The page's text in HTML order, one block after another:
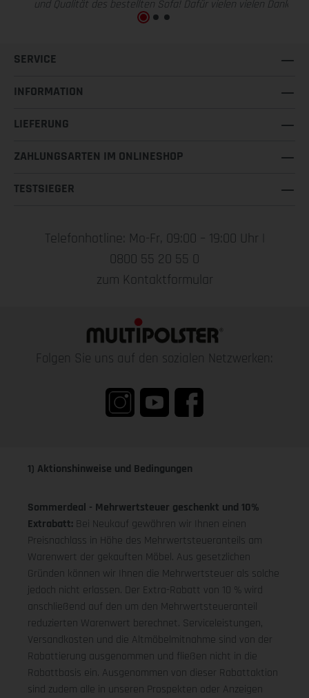
und Qualität des bestellten Sofa! Dafür vielen vielen Dank!
SERVICE
INFORMATION
LIEFERUNG
ZAHLUNGSARTEN IM ONLINESHOP
TESTSIEGER
Telefonhotline: Mo-Fr, 09:00 – 19:00 Uhr |
0800 55 20 55 0
zum Kontaktformular
Folgen Sie uns auf den sozialen Netzwerken:
1) Aktionshinweise und Bedingungen
Sommerdeal - Mehrwertsteuer geschenkt und 10%
Extrabatt: Bei Neukauf gewähren wir Ihnen einen
Preisnachlass in Höhe des Mehrwertsteueranteils am
Warenwert der gekauften Möbel. Aus gesetzlichen
Gründen können wir Ihnen die Mehrwertsteuer als solche
jedoch nicht erlassen. Der Extra-Rabatt von 10 % wird
anschließend auf den um den Mehrwertsteueranteil
reduzierten Warenwert berechnet. Serviceleistungen,
Versandkosten und die Altmöbelmitnahme sind von der
Rabattierung ausgenommen und fließen nicht in die
Rabattbasis ein. Ausgenommen von dieser Rabattaktion
sind zudem alle in unseren Prospekten oder Anzeigen